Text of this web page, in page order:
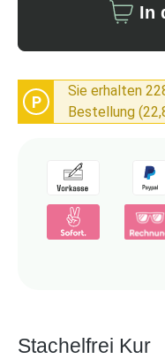
In
P
Sie erhalten
Bestellung
Stachelfrei Kur